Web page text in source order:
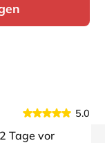
5.0
Tage vor